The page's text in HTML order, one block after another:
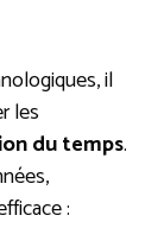
il
les
du temps.
: